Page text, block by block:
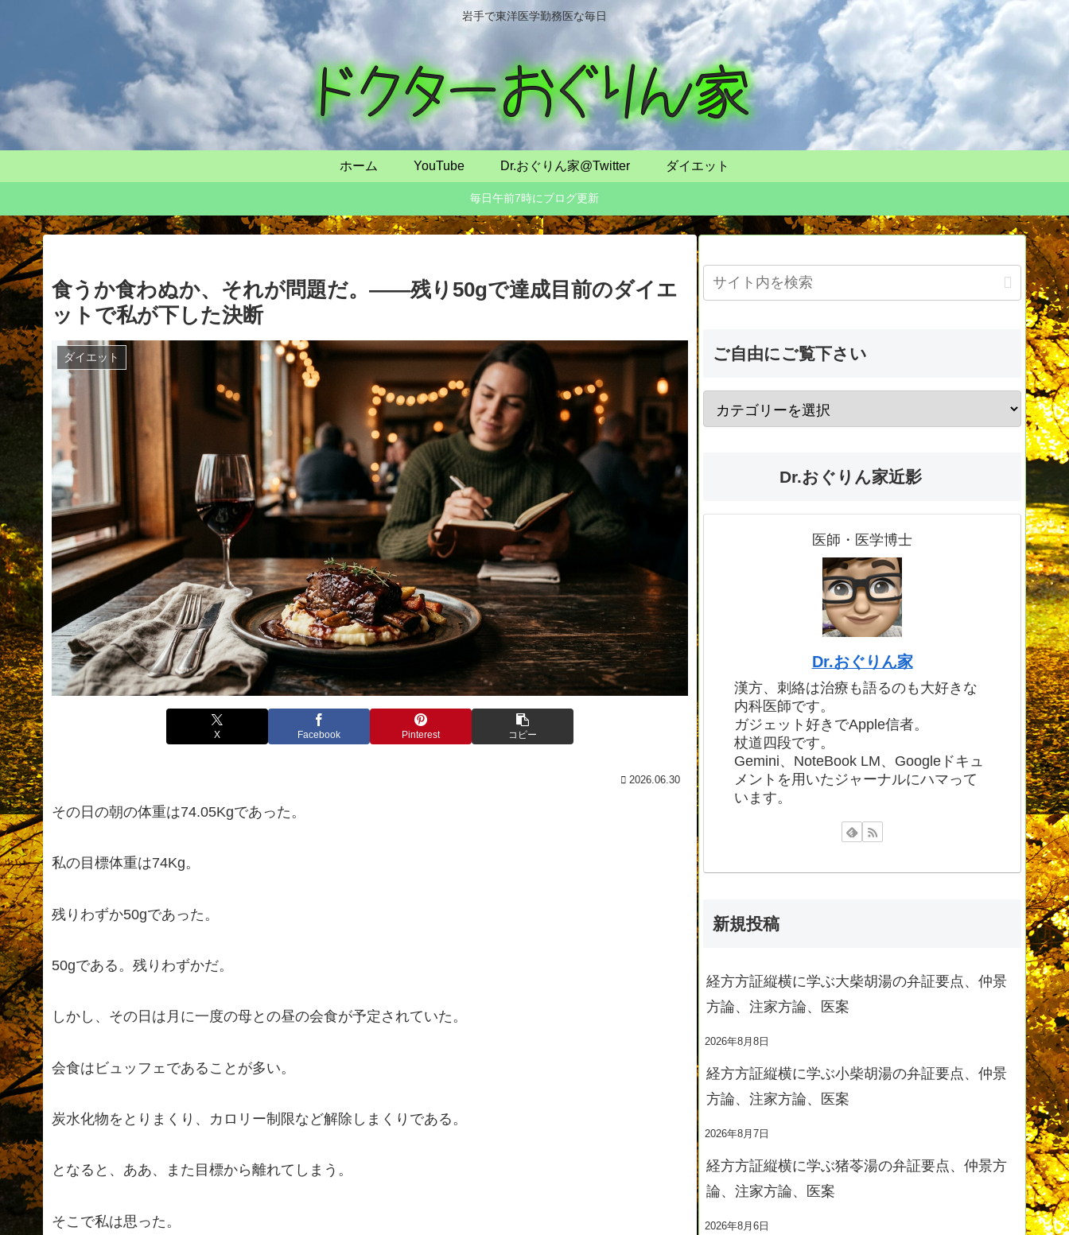
岩手で東洋医学勤務医な毎日
ホーム YouTube Dr.おぐりん家@Twitter ダイエット
毎日午前7時にブログ更新
食うか食わぬか、それが問題だ。——残り50gで達成目前のダイエ
ットで私が下した決断
ダイエット
X Facebook Pinterest コピー
2026.06.30
その日の朝の体重は74.05Kgであった。
私の目標体重は74Kg。
残りわずか50gであった。
50gである。残りわずかだ。
しかし、その日は月に一度の母との昼の会食が予定されていた。
会食はビュッフェであることが多い。
炭水化物をとりまくり、カロリー制限など解除しまくりである。
となると、ああ、また目標から離れてしまう。
そこで私は思った。
ご自由にご覧下さい
Dr.おぐりん家近影
医師・医学博士
Dr.おぐりん家
漢方、刺絡は治療も語るのも大好きな
内科医師です。
ガジェット好きでApple信者。
杖道四段です。
Gemini、NoteBook LM、Googleドキュ
メントを用いたジャーナルにハマって
います。
新規投稿
経方方証縦横に学ぶ大柴胡湯の弁証要点、仲景
方論、注家方論、医案
2026年8月8日
経方方証縦横に学ぶ小柴胡湯の弁証要点、仲景
方論、注家方論、医案
2026年8月7日
経方方証縦横に学ぶ猪苓湯の弁証要点、仲景方
論、注家方論、医案
2026年8月6日